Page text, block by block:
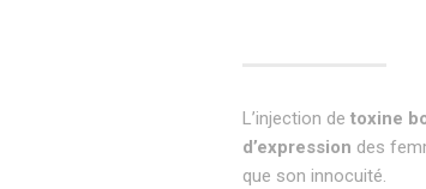
L’injection de toxine
d’expression des
que son innocuité.